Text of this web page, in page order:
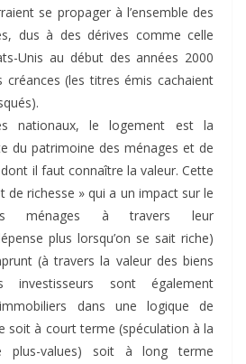
se propager à l’ensemble des
dus à des dérives comme celle
Unis au début des années 2000
(les titres émis cachaient
nationaux, le logement est la
du patrimoine des ménages et de
dont il faut connaître la valeur. Cette
de richesse » qui a un impact sur le
ménages à travers leur
plus lorsqu’on se sait riche)
(à travers la valeur des biens
investisseurs sont également
dans une logique de
soit à court terme (spéculation à la
plus-values) soit à long terme